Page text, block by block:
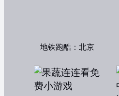
地铁跑酷：北京